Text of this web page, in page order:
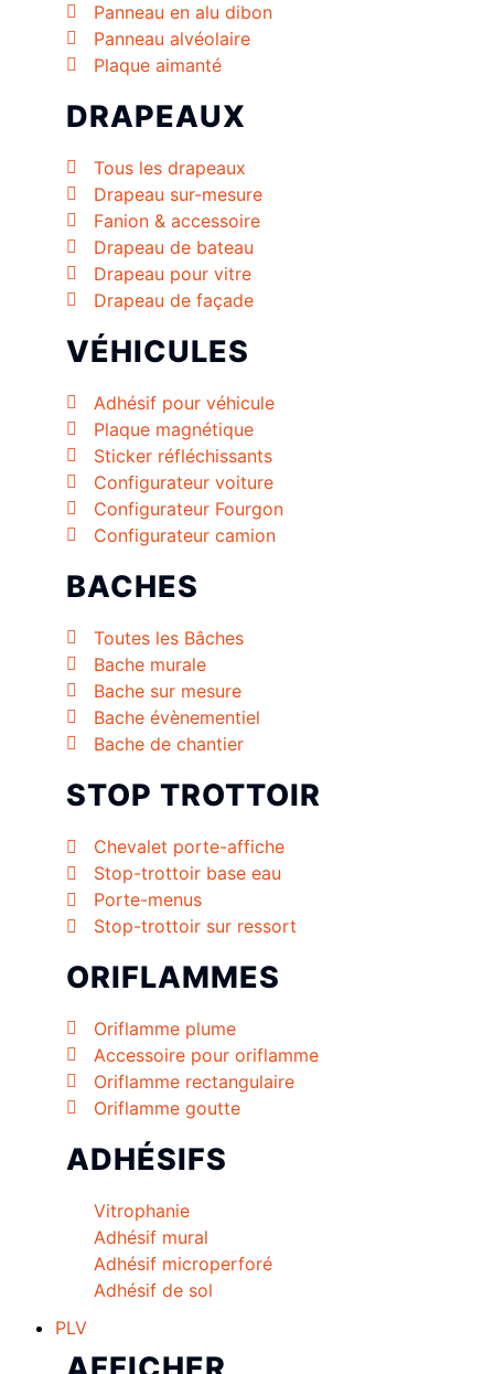
Panneau en alu dibon
Panneau alvéolaire
Plaque aimanté
DRAPEAUX
Tous les drapeaux
Drapeau sur-mesure
Fanion & accessoire
Drapeau de bateau
Drapeau pour vitre
Drapeau de façade
VÉHICULES
Adhésif pour véhicule
Plaque magnétique
Sticker réfléchissants
Configurateur voiture
Configurateur Fourgon
Configurateur camion
BACHES
Toutes les Bâches
Bache murale
Bache sur mesure
Bache évènementiel
Bache de chantier
STOP TROTTOIR
Chevalet porte-affiche
Stop-trottoir base eau
Porte-menus
Stop-trottoir sur ressort
ORIFLAMMES
Oriflamme plume
Accessoire pour oriflamme
Oriflamme rectangulaire
Oriflamme goutte
ADHÉSIFS
Vitrophanie
Adhésif mural
Adhésif microperforé
Adhésif de sol
PLV